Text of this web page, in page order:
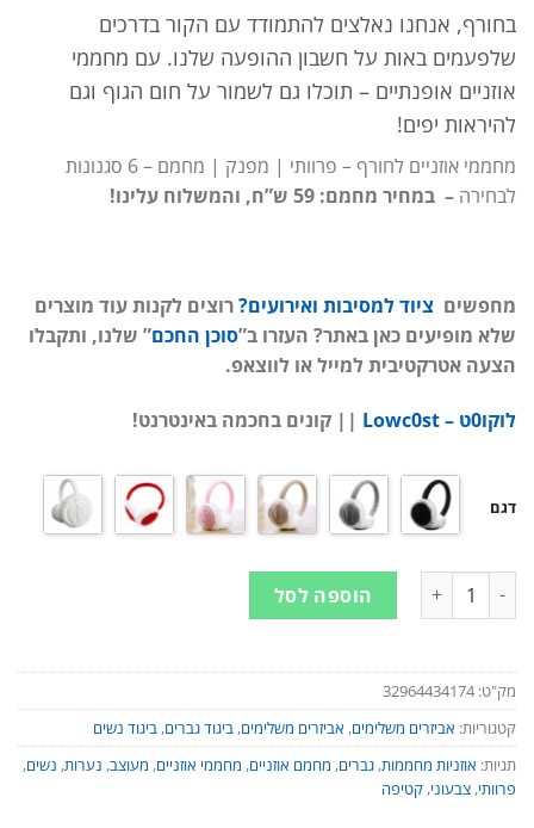
היה:
89.00 ₪.
הוא:
59.00 ₪.
בחורף, אנחנו נאלצים להתמודד עם הקור בדרכים
שלפעמים באות על חשבון ההופעה שלנו. עם מחממי
אוזניים אופנתיים – תוכלו גם לשמור על חום הגוף וגם
להיראות יפים!
מחממי אוזניים לחורף – פרוותי | מפנק | מחמם – 6 סגנונות
לבחירה – במחיר מחמם: 59 ש”ח, והמשלוח עלינו!
מחפשים ציודלמסיבות ואירועים?רוצים לקנות עוד מוצרים
שלא מופיעים כאן באתר? העזרו ב”סוכן החכם” שלנו, ותקבלו
הצעה אטרקטיבית למייל או לווצאפ.
לוקו0ט – Lowc0st || קונים בחכמה באינטרנט!
דגם
כמות של מחממי אוזניים לחורף - פרוותי | מפנק | מחמם - 6 סגנונות לבחירה
הוספה לסל
מק"ט:32964434174
קטגוריות: אביזרים משלימים, אביזרים משלימים, ביגוד גברים, ביגוד נשים
תגיות: אוזניות מחממות, גברים, מחמם אוזניים, מחממי אוזניים, מעוצב, נערות, נשים,
פרוותי, צבעוני, קטיפה